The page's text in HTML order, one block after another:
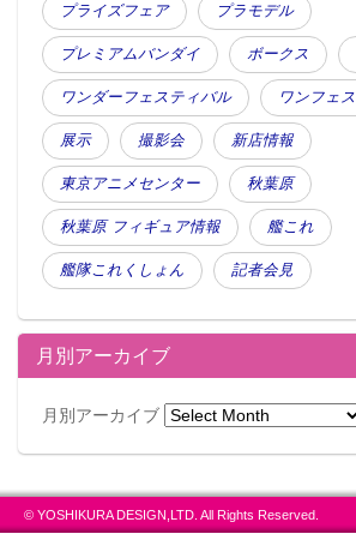
プライズフェア プラモデル
プレミアムバンダイ ボークス
ワンダーフェスティバル ワンフェス
展示 撮影会 新店情報
東京アニメセンター 秋葉原
秋葉原 フィギュア情報 艦これ
艦隊これくしょん 記者会見
月別アーカイブ
月別アーカイブ
© YOSHIKURA DESIGN,LTD. All Rights Reserved.